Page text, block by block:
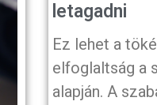
letagadni
Ez lehet a
elfoglaltság a
alapján. A